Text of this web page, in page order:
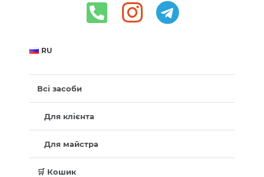
RU
Всі засоби
Для клієнта
Для майстра
🛒 Кошик